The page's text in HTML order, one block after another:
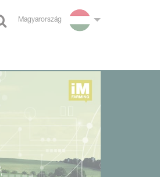
Magyarország
Select language